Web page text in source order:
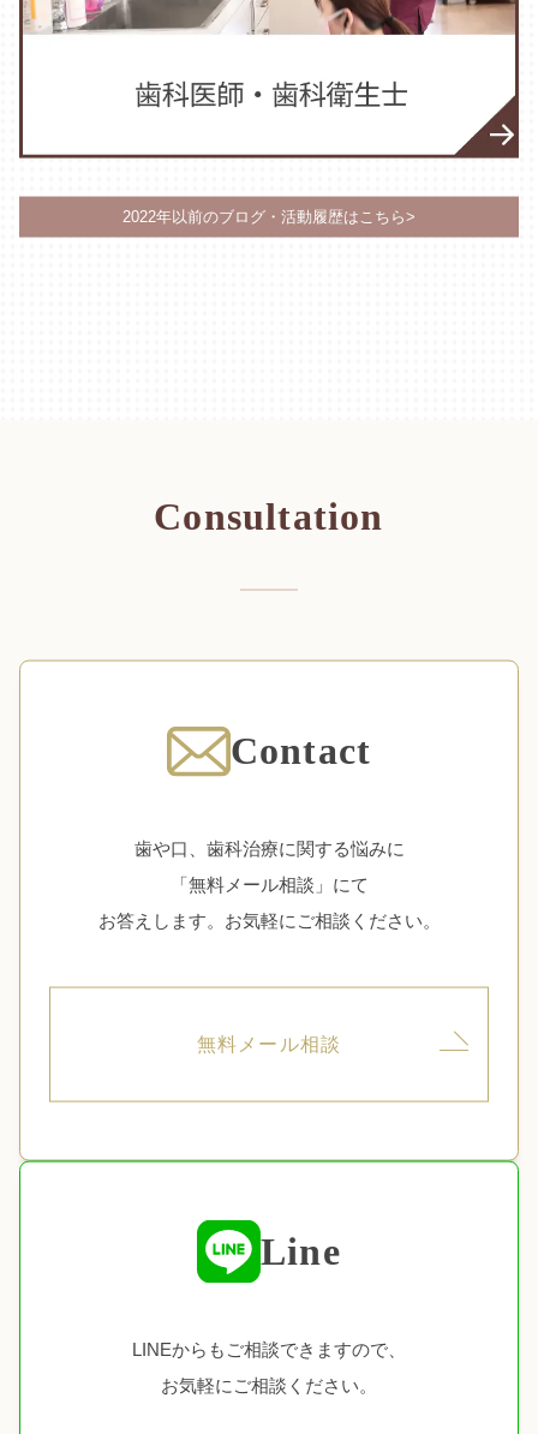
2022年以前のブログ・活動履歴はこちら>
Consultation
Contact
歯や口、歯科治療に関する悩みに
「無料メール相談」にて
お答えします。お気軽にご相談ください。
無料メール相談
Line
LINEからもご相談できますので、
お気軽にご相談ください。